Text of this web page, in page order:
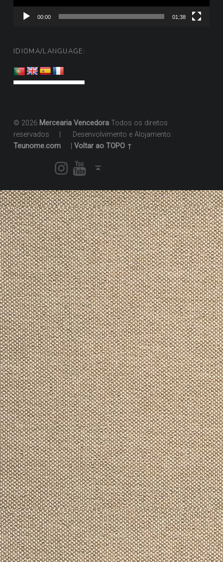
00:00 01:38
IDIOMA/LANGUAGE:
© 2026 Mercearia VencedoraTodos os direitos
reservados
Desenvolvimento e Alojamento:
Teunome.com
Voltar ao TOPO ↑
InstagramYoutube